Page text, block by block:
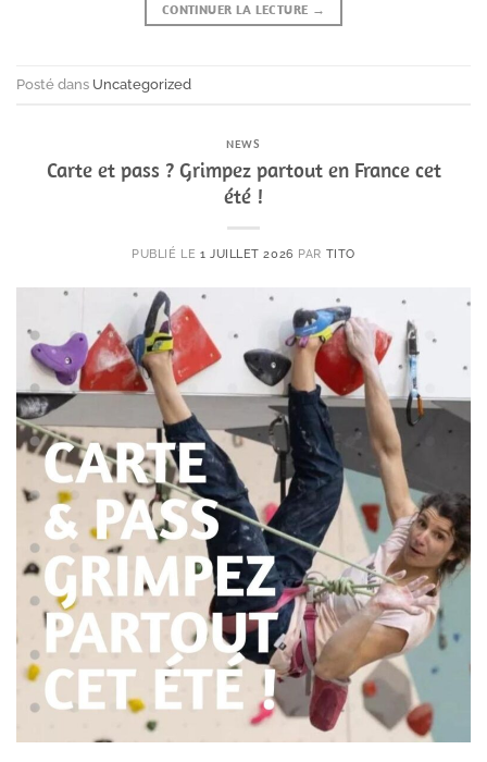
CONTINUER LA LECTURE →
Posté dans Uncategorized
NEWS
Carte et pass ? Grimpez partout en France cet
été !
PUBLIÉ LE 1 JUILLET 2026 PAR TITO